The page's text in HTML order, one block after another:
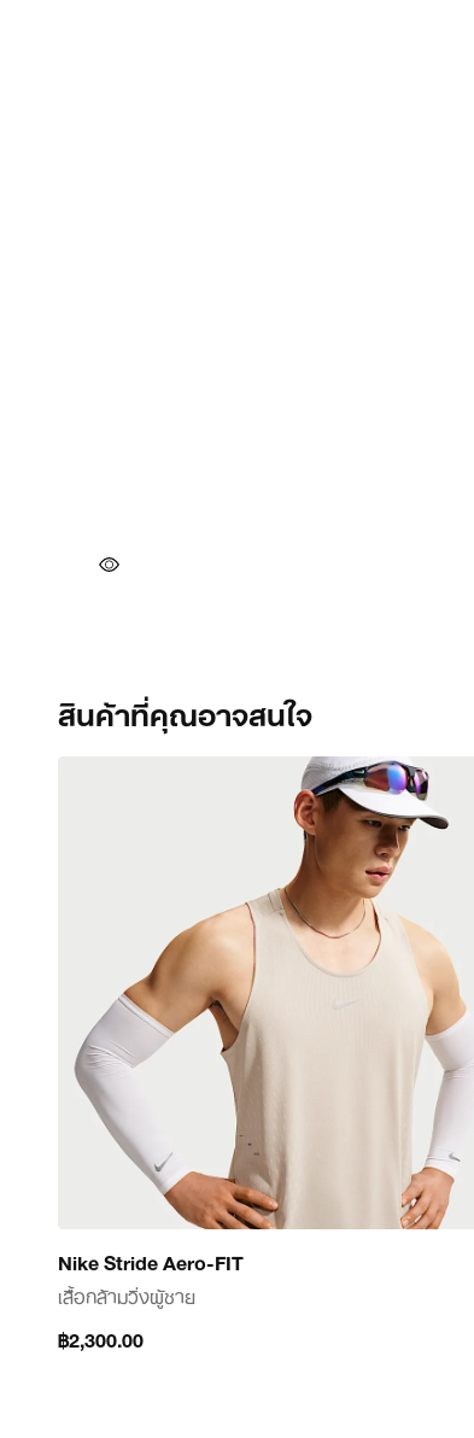
สินค้าที่คุณอาจสนใจ
Nike Stride Aero-FIT
เสื้อกล้ามวิ่งผู้ชาย
฿2,300.00
฿2,300.00